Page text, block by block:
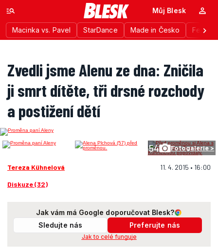
Macinka vs. Pavel StarDance Made in Česko
Můj Blesk
Zvedli jsme Alenu ze dna: Zničila
ji smrt dítěte, tři drsné rozchody
a postižení dětí
54 Fotogalerie >
Tereza Kühnelová 11. 4. 2015 • 16:00
Diskuze (32)
Jak vám má Google doporučovat Blesk?
Sledujte nás
Preferujte nás
Jak to celé funguje